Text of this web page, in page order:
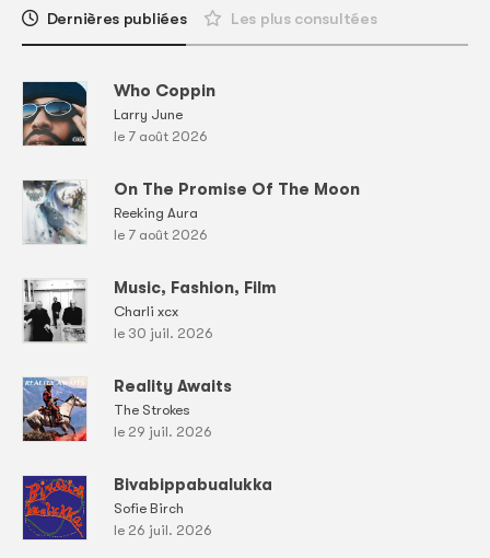
Dernières publiées Les plus consultées
Who Coppin
Larry June
le 7 août 2026
On The Promise Of The Moon
Reeking Aura
le 7 août 2026
Music, Fashion, Film
Charli xcx
le 30 juil. 2026
Reality Awaits
The Strokes
le 29 juil. 2026
Bivabippabualukka
Sofie Birch
le 26 juil. 2026